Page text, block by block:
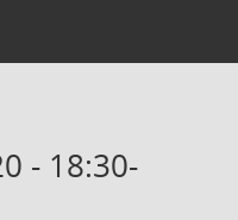
- 18:30-